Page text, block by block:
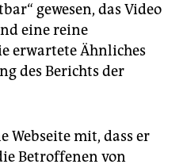
gewesen, das Video
eine reine
erwartete Ähnliches
des Berichts der
Webseite mit, dass er
Betroffenen von